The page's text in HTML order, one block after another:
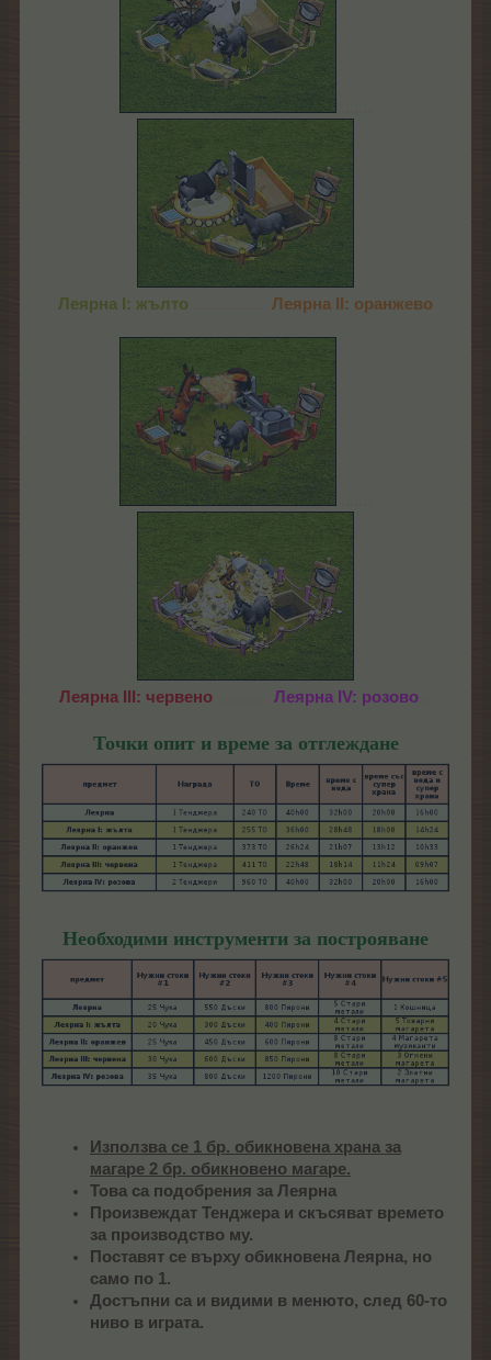
Леярна I: жълто Леярна IІ: оранжево
Леярна III: червено Леярна IV: розово
Точки опит и време за отглеждане
Необходими инструменти за построяване
Използва се 1 бр. обикновена храна за
магаре 2 бр. обикновено магаре.
Това са подобрения за Леярна
Произвеждат Тенджера и скъсяват времето
за производство му.
Поставят се върху обикновена Леярна, но
само по 1.
Достъпни са и видими в менюто, след 60-то
ниво в играта.